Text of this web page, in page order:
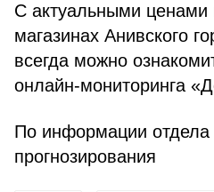
С актуальными ценами
магазинах Анивского
всегда можно
онлайн-мониторинга
По информации отдела
прогнозирования